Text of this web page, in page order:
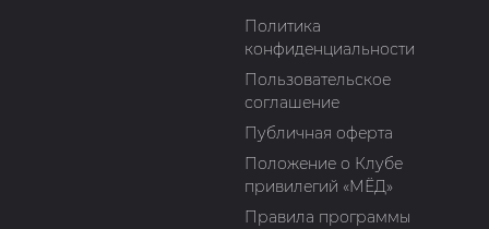
Политика
конфиденциальности
Пользовательское
соглашение
Публичная оферта
Положение о Клубе
привилегий «МЁД»
Правила программы